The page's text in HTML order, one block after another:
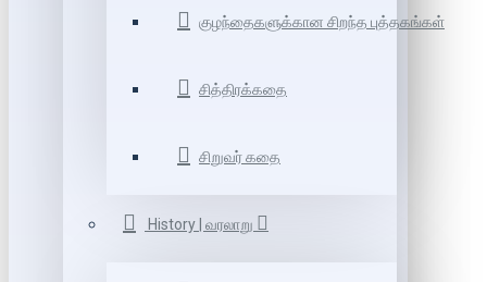
குழந்தைகளுக்கான சிறந்த புத்தகங்கள்
சித்திரக்கதை
சிறுவர் கதை
History | வரலாறு